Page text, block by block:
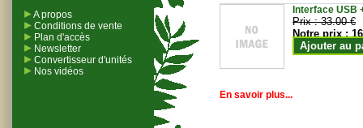
A propos
Conditions de vente
Plan d'accès
Newsletter
Convertisseur d'unités
Nos vidéos
Interface USB
Prix :33.00 €
Notre prix :
Ajouter au
En savoir plus...